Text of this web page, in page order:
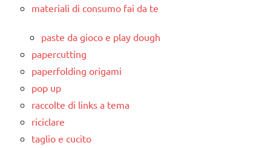
materiali di consumo fai da te
paste da gioco e play dough
papercutting
paperfolding origami
pop up
raccolte di links a tema
riciclare
taglio e cucito